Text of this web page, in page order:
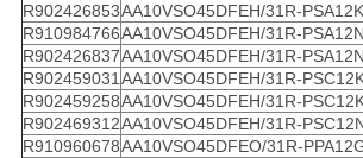
R902426853AA10VSO45DFEH/31R-
R910984766AA10VSO45DFEH/31R-
R902426837AA10VSO45DFEH/31R-
R902459031AA10VSO45DFEH/31R-
R902459258AA10VSO45DFEH/31R-
R902469312AA10VSO45DFEH/31R-
R910960678AA10VSO45DFEO/31R-